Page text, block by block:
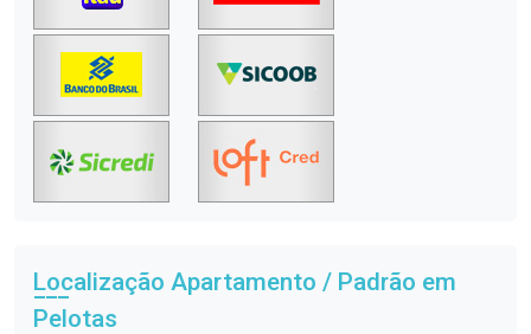
Localização Apartamento / Padrão em
Pelotas